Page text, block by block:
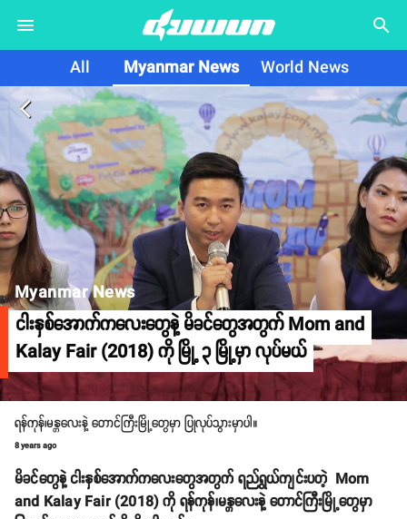
search
All Myanmar News World News
arrow_back_ios
Myanmar News
ငါးနှစ်အောက်ကလေးတွေနဲ့ မိခင်တွေအတွက် Mom and
Kalay Fair (2018) ကို မြို့ ၃ မြို့မှာ လုပ်မယ်
ရန်ကုန်၊မန္တလေးနဲ့ တောင်ကြီးမြို့တွေမှာ ပြုလုပ်သွားမှာပါ။
8 years ago
မိခင်တွေနဲ့ ငါးနှစ်အောက်ကလေးတွေအတွက် ရည်ရွယ်ကျင်းပတဲ့ Mom
and Kalay Fair (2018) ကို ရန်ကုန်၊မန္တလေးနဲ့ တောင်ကြီးမြို့တွေမှာ